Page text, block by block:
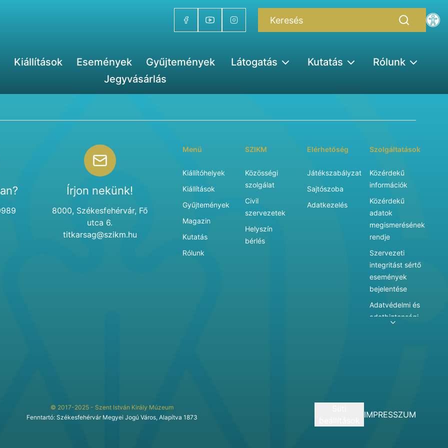
Kiállítások Események Gyűjtemények Látogatás Kutatás
Rólunk
Jegyvásárlás
Írjon nekünk!
8000, Székesfehérvár, Fő
utca 6.
titkarsag@szikm.hu
Menü
Kiállítóhelyek
Kiállítások
Gyűjtemények
Magazin
Kutatás
Rólunk
SZIKM
Közösségi
szolgálat
Civil
szervezetek
Helyszín
bérlés
Elérhetőség
Játékszabályzat
Sajtószoba
Adatkezelés
Szolgáltatások
Közérdekű
információk
Közérdekű
adatok
megismerésének
rendje
Szervezeti
integritást sértő
események
bejelentése
Adatvédelmi és
adatbiztonsági
szolgáltatásai
© 2017-2025 - Szent István Király Múzeum
Fenntartó: Székesfehérvár Megyei Jogú Város, Alapítva 1873
IMPRESSZUM